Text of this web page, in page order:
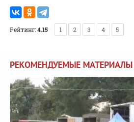
Рейтинг:4.15 1 2 3 4 5
РЕКОМЕНДУЕМЫЕ МАТЕРИАЛЫ